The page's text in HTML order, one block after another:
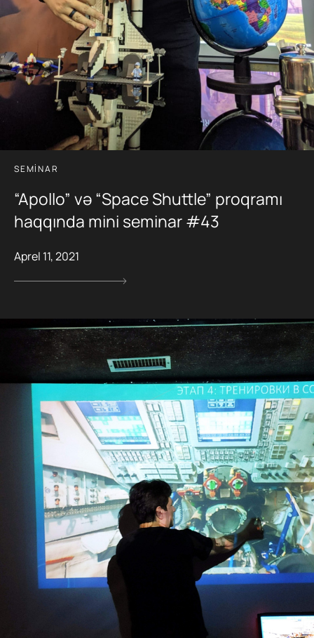
SEMINAR
“Apollo” və “Space Shuttle” proqramı
haqqında mini seminar #43
Aprel 11, 2021